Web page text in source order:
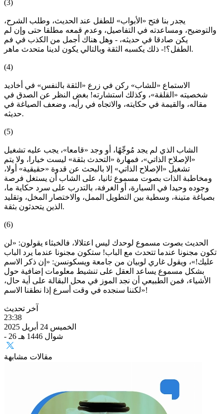
(3)
يجدر بنا فتح «الأبواب» للطفل عند الحديث، وطلب الشرح،
والتوضيح، ومساعدته في التفاصيل، وعدم قمعه مطلقا حتى وإن لم
يكن صادقا في حديثه، - وهل هناك أجمل من الكذب في فم
الطفل؟!- ذلك يكسبه الثقة وبالتالي يكون لدينا متحدث ماهر.
(4)
الاستماع «للشاب» ركن في زرع «الثقة بالنفس» في أخاديد
شخصيته «القلقة»، وكذلك استشارته! بغض النظر عن الصدق في
مقاله، والقيمة في حكايته، والاتجاه في رأيه، وضعف الصياغة في
حديثه.
(5)
الشاب الذي لم يجد مُوجِّهًا، أو وجد «قامعا»، يجب عليه تشغيل
«الإصلاح الذاتي»، فمهارة «التحدث بثقة» ليست خيارا، ولا يتم
تشغيل «الإصلاح الذاتي» إلا بالبحث عن قدوة «حقيقية» أولا،
ومخاطبة الذات بصوت مسموع ثانيا، على الشاب أن يستغل فرصة
وجوده وحيدا في السيارة، أو الغرفة، بالتدرب على سرد حكاية ما،
بصياغة متينة، وسطية بين التطويل الممل، والاختصار المخل، وتقليد
الذين يتحدثون بثقة.
(6)
الحديث بصوت مسموع لوحدك ليس اعتلالا، فالخبثاء يقولون: «لن
تكون مجنونا عندما تتحدث مع الباب! ستكون مجنونا عندما يرد الباب
عليك!»، ويقول غاري لوبيان من جامعة ويسكونسن: «إن ذكر الاسم
بشكل مسموع يساعد العقل على تنشيط معلومات إضافية حول
الأشياء، فمن الطبيعي أن نجد الموز في محل البقالة على أية حال،
لكننا سنجده في وقت أسرع إذا نطقنا الاسم»!
آخر تحديث
23:38
الخميس 24 أبريل 2025
- 26 شوال 1446 هـ
مقالات مشابهة